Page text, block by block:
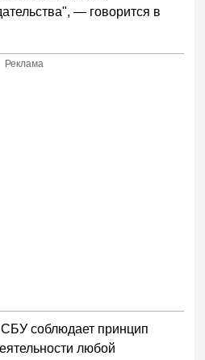
— говорится в
Реклама
СБУ соблюдает принцип
любой